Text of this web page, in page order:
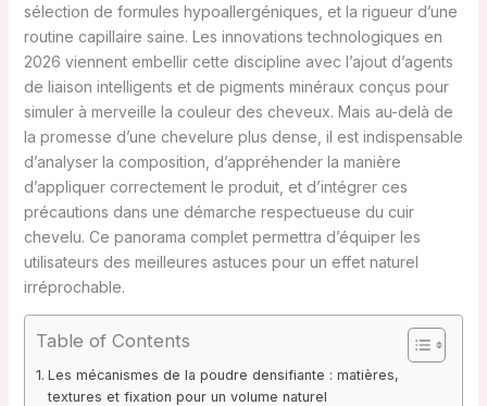
sélection de formules hypoallergéniques, et la rigueur d’une
routine capillaire saine. Les innovations technologiques en
2026 viennent embellir cette discipline avec l’ajout d’agents
de liaison intelligents et de pigments minéraux conçus pour
simuler à merveille la couleur des cheveux. Mais au-delà de
la promesse d’une chevelure plus dense, il est indispensable
d’analyser la composition, d’appréhender la manière
d’appliquer correctement le produit, et d’intégrer ces
précautions dans une démarche respectueuse du cuir
chevelu. Ce panorama complet permettra d’équiper les
utilisateurs des meilleures astuces pour un effet naturel
irréprochable.
Table of Contents
Les mécanismes de la poudre densifiante : matières,
textures et fixation pour un volume naturel